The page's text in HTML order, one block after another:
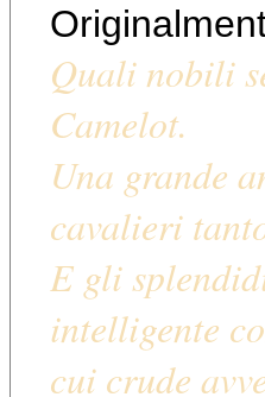
Quali nobili
Camelot.
Una grande
cavalieri
E gli
intelligente
cui crude